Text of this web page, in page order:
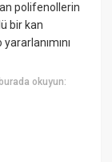
polifenollerin
bir kan
okuyun: